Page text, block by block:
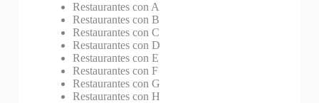
Restaurantes con A
Restaurantes con B
Restaurantes con C
Restaurantes con D
Restaurantes con E
Restaurantes con F
Restaurantes con G
Restaurantes con H